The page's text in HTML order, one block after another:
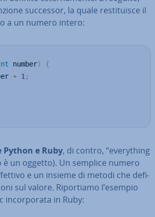
successor, la quale re­sti­tui­sce il
a un numero intero:
number)
{
+ 1 ;
Python e Ruby, di contro, “eve­ry­thing
è un oggetto). Un semplice numero
e un insieme di metodi che de­fi­
sul valore. Ri­por­tia­mo l’esempio
in­cor­po­ra­ta in Ruby: